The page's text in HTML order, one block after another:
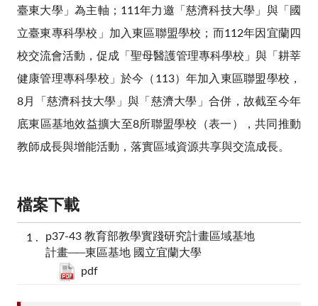
臺東大學」為主軸；111年力邀「慈濟科技大學」與「國
立臺東專科學校」加入東區聯盟學校；而112年因宜蘭四
校交流會活動，促成「聖母醫護管理專科學校」與「耕莘
健康管理專科學校」於今（113）年加入東區聯盟學校，
8月「慈濟科技大學」與「慈濟大學」合併，故截至今年
底東區基地效益擴大至8所聯盟學校（表一），共同推動
教師成長與增能活動，落實區域資源共享與交流成長。
檔案下載
p37-43 教育部教學實踐研究計畫區域基地
計畫──東區基地 國立宜蘭大學
pdf